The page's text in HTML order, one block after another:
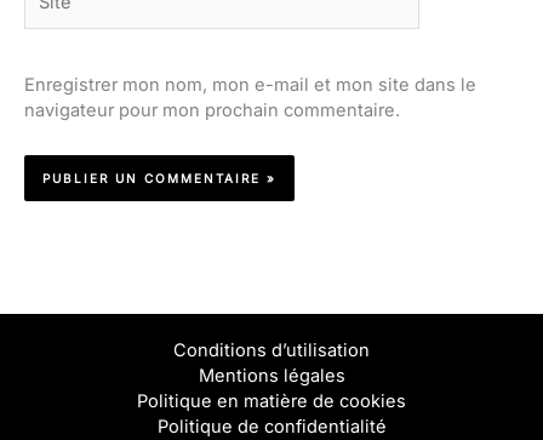
Enregistrer mon nom, mon e-mail et mon site dans le
navigateur pour mon prochain commentaire.
Conditions d’utilisation
Mentions légales
Politique en matière de cookies
Politique de confidentialité